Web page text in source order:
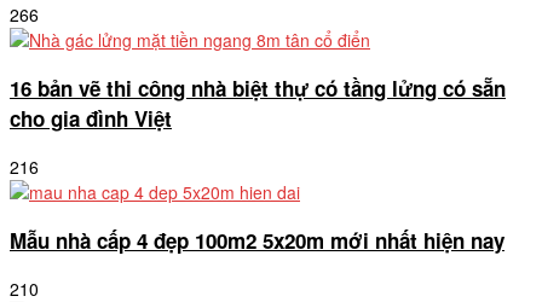
266
16 bản vẽ thi công nhà biệt thự có tầng lửng có sẵn
cho gia đình Việt
216
Mẫu nhà cấp 4 đẹp 100m2 5x20m mới nhất hiện nay
210